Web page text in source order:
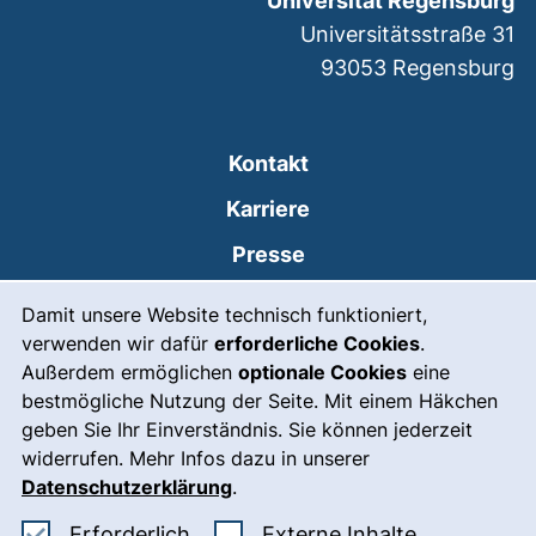
Damit unsere Website technisch funktioniert,
verwenden wir dafür erforderliche Cookies.
Außerdem ermöglichen optionale Cookies eine
bestmögliche Nutzung der Seite. Mit einem Häkchen
geben Sie Ihr Einverständnis. Sie können jederzeit
widerrufen. Mehr Infos dazu in unserer
Datenschutzerklärung.
Kontakt
Karriere
Presse
Leichte Sprache
Gebärdensprache
Notfall(externer Link, öffnet
Impressum
Barrierefreiheit
Universitätsstraße 31
93053 Regensburg